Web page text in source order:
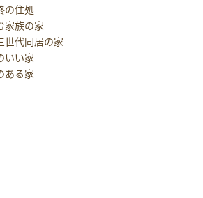
住処
族の家
代同居の家
い家
る家